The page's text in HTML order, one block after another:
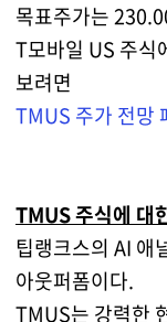
목표주가는
T모바일 US 주식
보려면
TMUS 주가 전망
TMUS 주식에 대
팁랭크스의 AI 애
아웃퍼폼이다.
TMUS는 강력한